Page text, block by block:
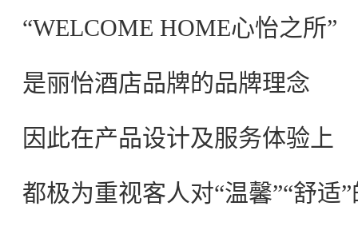
“WELCOME HOME心怡之所”
是丽怡酒店品牌的品牌理念
因此在产品设计及服务体验上
都极为重视客人对“温馨”“舒适